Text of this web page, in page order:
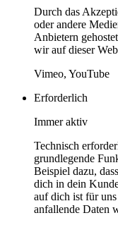
Durch das
oder andere
Anbietern
wir auf dieser
Vimeo, YouTube
Erforderlich
Immer aktiv
Technisch
grundlegende
Beispiel dazu,
dich in dein
auf dich ist für
anfallende Daten